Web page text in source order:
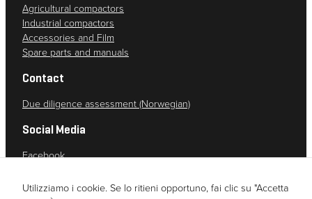
Agricultural compactors
Industrial compactors
Accessories and Film
Spare parts and manuals
Contact
Due diligence assessment (Norwegian)
Social Media
Facebook
YouTube
Utilizziamo i cookie. Se lo ritieni opportuno, fai clic su "Accetta